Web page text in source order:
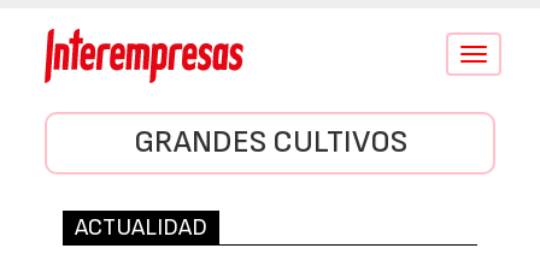
Conmutar
GRANDES CULTIVOS
ACTUALIDAD